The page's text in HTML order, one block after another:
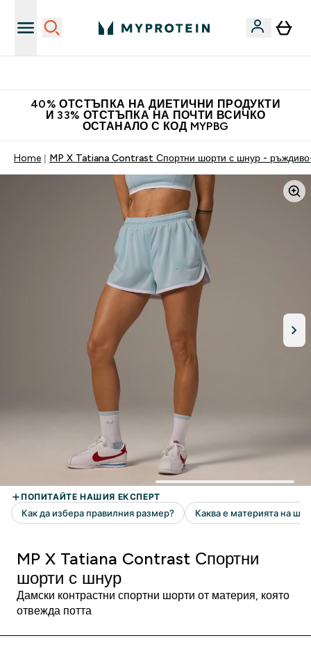
40% ОТСТЪПКА НА ДИЕТИЧНИ ПРОДУКТИ
И 33% ОТСТЪПКА НА ПОЧТИ ВСИЧКО
ОСТАНАЛО С КОД MYPBG
Home MP X Tatiana Contrast Спортни шорти с шнур -
MP X Tatiana Contrast Спортни
шорти с шнур
Дамски контрастни спортни шорти от материя, която
отвежда потта